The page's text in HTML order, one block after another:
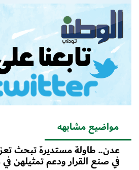
مواضيع مشابهه
عدن.. طاولة مستديرة تبحث
في صنع القرار ودعم تمثيلهن